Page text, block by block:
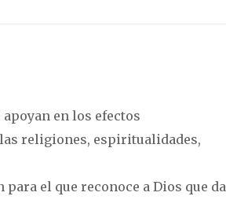
en los efectos
religiones, espiritualidades,
el que reconoce a Dios que da